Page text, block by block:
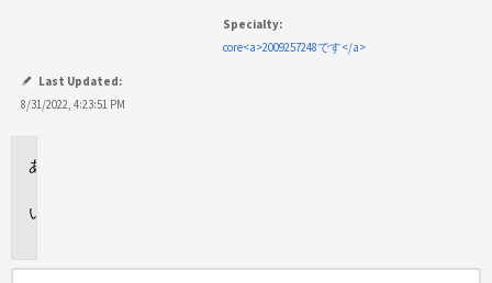
Specialty:
core<a>2009257248です</a>
Last Updated:
8/31/2022, 4:23:51 PM